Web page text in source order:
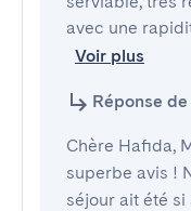
avec une
Voir plus
Réponse
Chère Hafida,
superbe avis !
séjour ait été